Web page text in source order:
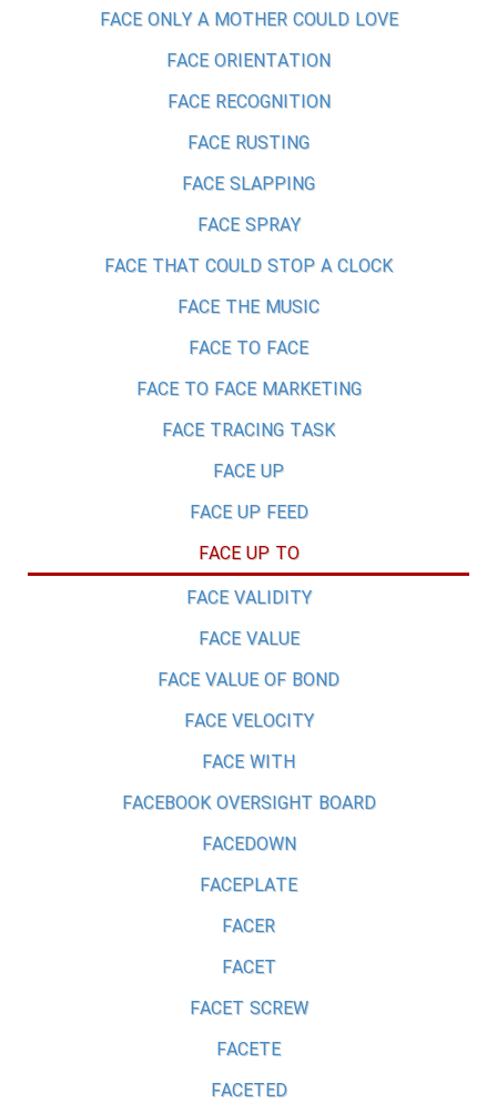
FACE ONLY A MOTHER COULD LOVE
FACE ORIENTATION
FACE RECOGNITION
FACE RUSTING
FACE SLAPPING
FACE SPRAY
FACE THAT COULD STOP A CLOCK
FACE THE MUSIC
FACE TO FACE
FACE TO FACE MARKETING
FACE TRACING TASK
FACE UP
FACE UP FEED
FACE UP TO
FACE VALIDITY
FACE VALUE
FACE VALUE OF BOND
FACE VELOCITY
FACE WITH
FACEBOOK OVERSIGHT BOARD
FACEDOWN
FACEPLATE
FACER
FACET
FACET SCREW
FACETE
FACETED